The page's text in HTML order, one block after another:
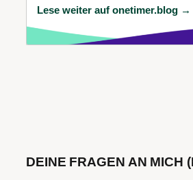
Lese weiter auf onetimer.blog →
DEINE FRAGEN AN MICH